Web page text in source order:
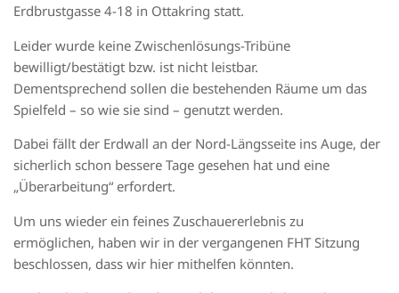
Erdbrustgasse 4-18 in Ottakring statt.
Leider wurde keine Zwischenlösungs-Tribüne
bewilligt/bestätigt bzw. ist nicht leistbar.
Dementsprechend sollen die bestehenden Räume um das
Spielfeld – so wie sie sind – genutzt werden.
Dabei fällt der Erdwall an der Nord-Längsseite ins Auge, der
sicherlich schon bessere Tage gesehen hat und eine
„Überarbeitung“ erfordert.
Um uns wieder ein feines Zuschauererlebnis zu
ermöglichen, haben wir in der vergangenen FHT Sitzung
beschlossen, dass wir hier mithelfen könnten.